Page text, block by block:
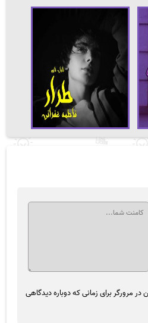
مرورگر برای زمانی که دوباره دیدگاهی